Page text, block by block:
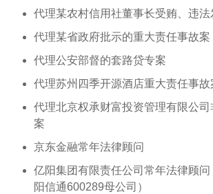
代理某农村信用社董事长受贿、违法
代理某省政府批示的重大责任事故案
代理公安部督的套路贷专案
代理苏州四季开源酒店重大责任事故
代理北京权承财富投资管理有限公
案
京东金融常年法律顾问
亿阳集团有限责任公司常年法律顾
阳信通600289母公司）